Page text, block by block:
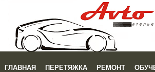
ГЛАВНАЯ ПЕРЕТЯЖКА РЕМОНТ